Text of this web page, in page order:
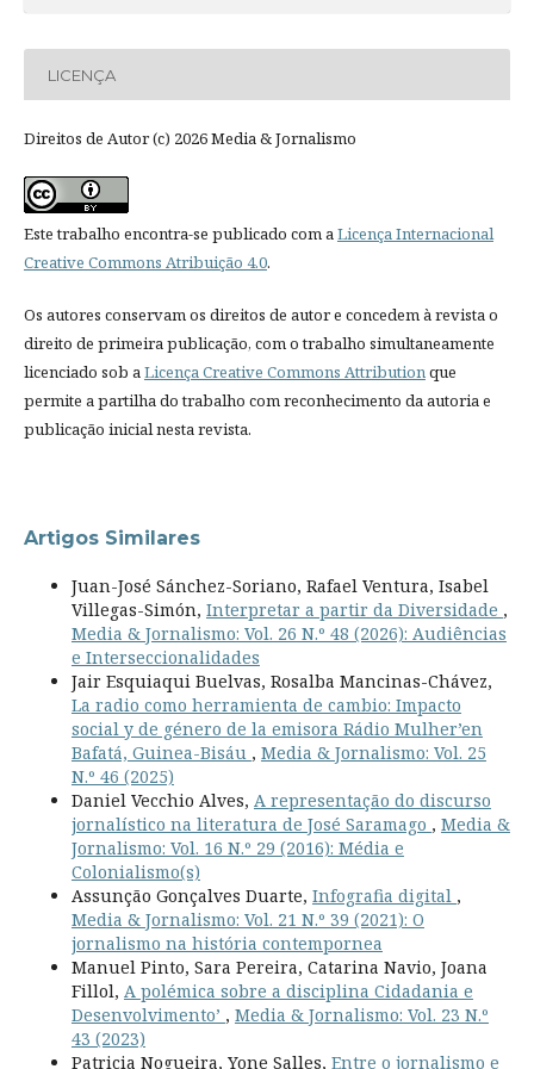
LICENÇA
Direitos de Autor (c) 2026 Media & Jornalismo
Este trabalho encontra-se publicado com aLicença Internacional
Creative Commons Atribuição 4.0.
Os autores conservam os direitos de autor e concedem à revista o
direito de primeira publicação, com o trabalho simultaneamente
licenciado sob aLicença Creative Commons Attributionque
permite a partilha do trabalho com reconhecimento da autoria e
publicação inicial nesta revista.
Artigos Similares
Juan-José Sánchez-Soriano, Rafael Ventura, Isabel
Villegas-Simón, Interpretar a partir da Diversidade ,
Media & Jornalismo: Vol. 26 N.º 48 (2026): Audiências
e Interseccionalidades
Jair Esquiaqui Buelvas, Rosalba Mancinas-Chávez,
La radio como herramienta de cambio: Impacto
social y de género de la emisora Rádio Mulher’en
Bafatá, Guinea-Bisáu , Media & Jornalismo: Vol. 25
N.º 46 (2025)
Daniel Vecchio Alves, A representação do discurso
jornalístico na literatura de José Saramago , Media &
Jornalismo: Vol. 16 N.º 29 (2016): Média e
Colonialismo(s)
Assunção Gonçalves Duarte, Infografia digital ,
Media & Jornalismo: Vol. 21 N.º 39 (2021): O
jornalismo na história contempornea
Manuel Pinto, Sara Pereira, Catarina Navio, Joana
Fillol, A polémica sobre a disciplina Cidadania e
Desenvolvimento’ , Media & Jornalismo: Vol. 23 N.º
43 (2023)
Patricia Nogueira, Yone Salles, Entre o jornalismo e